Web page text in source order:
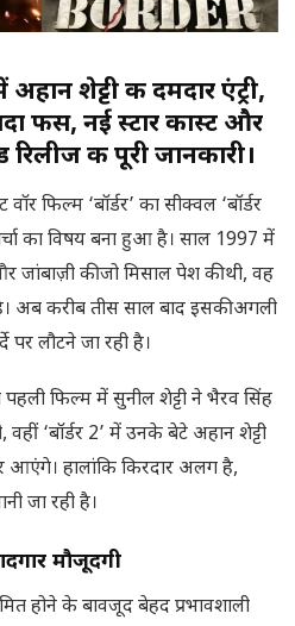
अहान शेट्टी की दमदार एंट्री,
फीस, नई स्टार कास्ट और
की पूरी जानकारी।
वॉर फिल्म ‘बॉर्डर’ का सीक्वल ‘बॉर्डर
का विषय बना हुआ है। साल 1997 में
जांबाज़ी की जो मिसाल पेश की थी, वह
अब करीब तीस साल बाद इसकी अगली
लौटने जा रही है।
फिल्म में सुनील शेट्टी ने भैरव सिंह
‘बॉर्डर 2’ में उनके बेटे अहान शेट्टी
आएंगे। हालांकि किरदार अलग है,
जा रही है।
मौजूदगी
होने के बावजूद बेहद प्रभावशाली